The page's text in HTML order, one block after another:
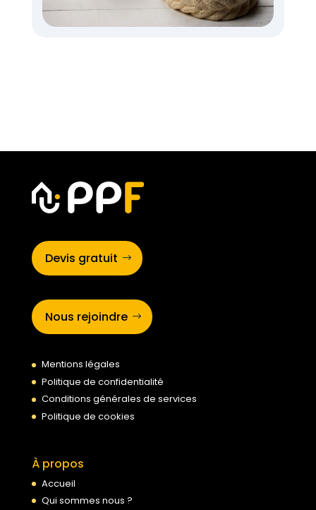
Devis gratuit
Nous rejoindre
Mentions légales
Politique de confidentialité
Conditions générales de services
Politique de cookies
À propos
Accueil
Qui sommes nous ?